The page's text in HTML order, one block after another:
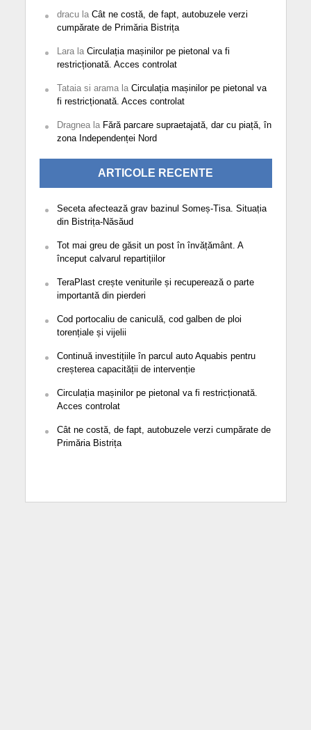
dracula Cât ne costă, de fapt, autobuzele verzi
cumpărate de Primăria Bistrița
Larala Circulația mașinilor pe pietonal va fi
restricționată. Acces controlat
Tataia si aramala Circulația mașinilor pe pietonal va
fi restricționată. Acces controlat
Dragneala Fără parcare supraetajată, dar cu piață, în
zona Independenței Nord
ARTICOLE RECENTE
Seceta afectează grav bazinul Someș-Tisa. Situația
din Bistrița-Năsăud
Tot mai greu de găsit un post în învățământ. A
început calvarul repartițiilor
TeraPlast crește veniturile și recuperează o parte
importantă din pierderi
Cod portocaliu de caniculă, cod galben de ploi
torențiale și vijelii
Continuă investițiile în parcul auto Aquabis pentru
creșterea capacității de intervenție
Circulația mașinilor pe pietonal va fi restricționată.
Acces controlat
Cât ne costă, de fapt, autobuzele verzi cumpărate de
Primăria Bistrița